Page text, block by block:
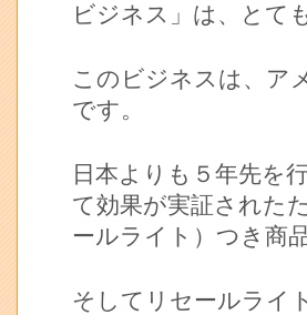
ビジネス」は、とて
このビジネスは、ア
です。
日本よりも５年先を
て効果が実証された
ールライト）つき商
そしてリセールライ